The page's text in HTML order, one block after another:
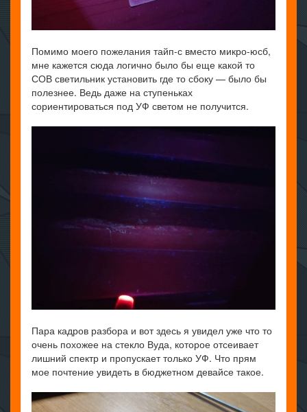
Помимо моего пожелания тайп-с вместо микро-юсб,
мне кажется сюда логично было бы еще какой то
СОВ светильник установить где то сбоку — было бы
полезнее. Ведь даже на ступеньках
сориентироваться под УФ светом не получится.
Пара кадров разбора и вот здесь я увидел уже что то
очень похожее на стекло Вуда, которое отсеивает
лишний спектр и пропускает только УФ. Что прям
мое почтение увидеть в бюджетном девайсе такое.